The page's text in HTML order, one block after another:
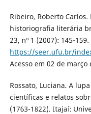
Ribeiro, Roberto
historiografia literária
23, nº 1 (2007): 145-
https://seer.ufu.br/
Acesso em 02 de março
Rossato, Luciana. A
científicas e relatos
(1763-1822). Itajaí: